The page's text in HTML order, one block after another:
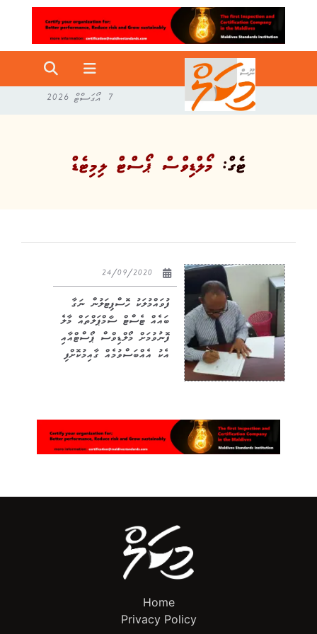
7 އޯގަސްޓް 2026
ޓެގް:މޯލްޑިވްސް ޕޯސްޓް ލިމިޓެޑް
ފުވައްމުލަކު ހޮސްޕިޓަލުން ނަގާ
ބައެއް ޓެސްޓް ސާމްޕަލްތައް މާލެ
ފޮނުވުމަށް މޯލްޑިވްސް ޕޯސްޓްއާއި
އެކު އެއްބަސްވުމެއް ގާއިމުކޮށްފި
Home
Privacy Policy